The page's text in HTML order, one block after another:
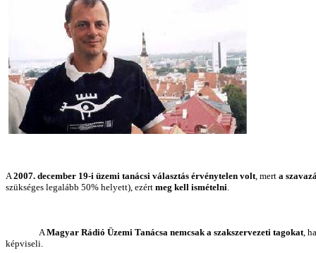
A2007. december 19-i üzemi tanácsi választás érvénytelen volt, mert a
szükséges legalább 50% helyett), ezért meg kell ismételni.
AMagyar Rádió Üzemi Tanácsa nemcsak a szakszervezeti tagokat,
képviseli.